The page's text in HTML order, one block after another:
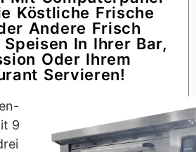
Köstliche Frische
Andere Frisch
In Ihrer Bar,
Oder Ihrem
Servieren!
9